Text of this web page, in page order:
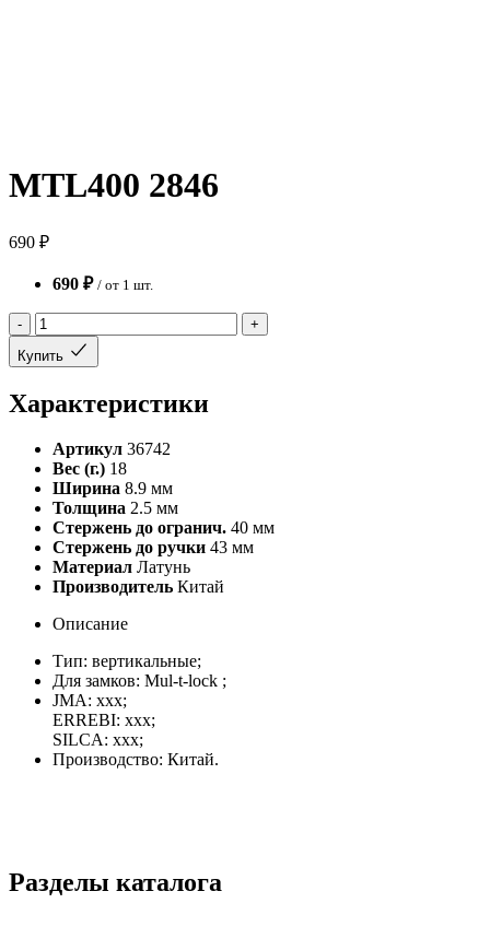
MTL400 2846
690 ₽
690 ₽ / от 1 шт.
-
+
Купить
Характеристики
Артикул 36742
Вес (г.) 18
Ширина 8.9 мм
Толщина 2.5 мм
Стержень до огранич. 40 мм
Стержень до ручки 43 мм
Материал Латунь
Производитель Китай
Описание
Тип: вертикальные;
Для замков: Mul-t-lock ;
JMA: xxx;
ERREBI: xxx;
SILCA: xxx;
Производство: Китай.
Разделы каталога